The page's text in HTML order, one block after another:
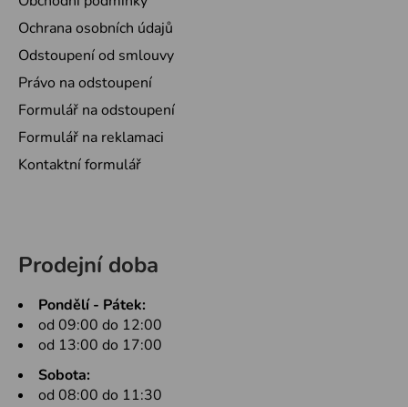
Ochrana osobních údajů
Odstoupení od smlouvy
Právo na odstoupení
Formulář na odstoupení
Formulář na reklamaci
Kontaktní formulář
Prodejní doba
Pondělí - Pátek:
od 09:00 do 12:00
od 13:00 do 17:00
Sobota:
od 08:00 do 11:30